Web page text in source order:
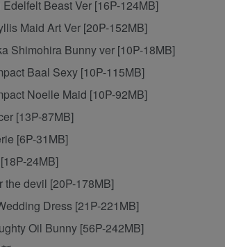
Beast Ver [16P-124MB]
Maid Art Ver [20P-152MB]
Shimohira Bunny ver [10P-18MB]
Baal Sexy [10P-115MB]
Noelle Maid [10P-92MB]
[13P-87MB]
[6P-31MB]
24MB]
the devil [20P-178MB]
Dress [21P-221MB]
Oil Bunny [56P-242MB]